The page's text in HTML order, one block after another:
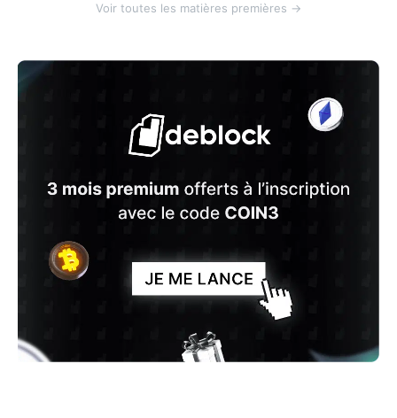
Voir toutes les matières premières →